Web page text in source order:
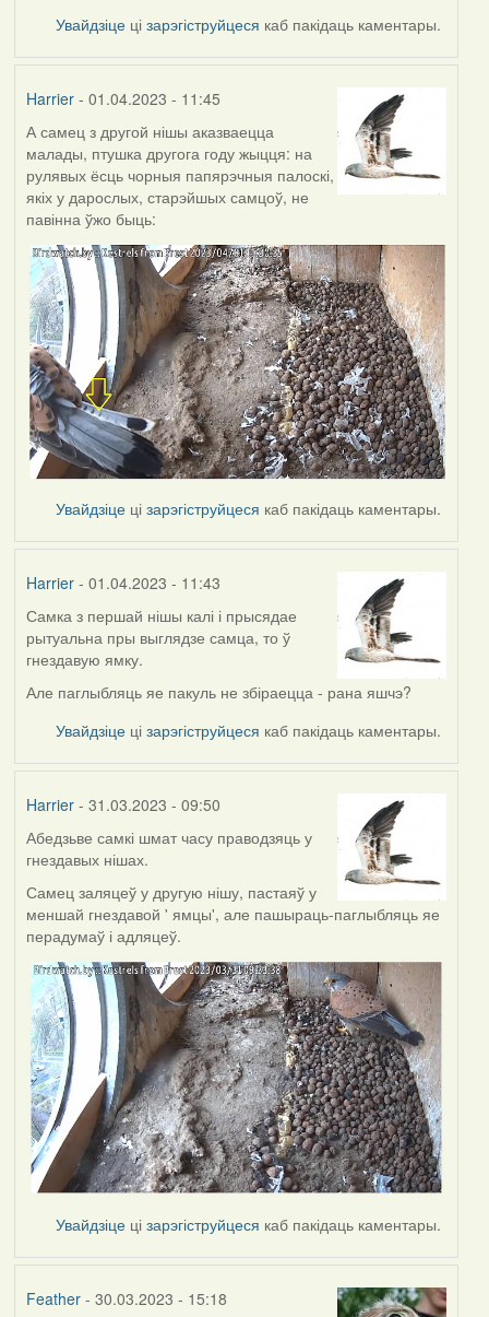
Увайдзіце цізарэгіструйцеся каб пакідаць каментары.
Harrier- 01.04.2023 - 11:45
А самец з другой нішы аказваецца
малады, птушка другога году жыцця: на
рулявых ёсць чорныя папярэчныя палоскі,
якіх у дарослых, старэйшых самцоў, не
павінна ўжо быць:
Увайдзіце цізарэгіструйцеся каб пакідаць каментары.
Harrier- 01.04.2023 - 11:43
Самка з першай нішы калі і прысядае
рытуальна пры выглядзе самца, то ў
гнездавую ямку.
Але паглыбляць яе пакуль не збіраецца - рана яшчэ?
Увайдзіце цізарэгіструйцеся каб пакідаць каментары.
Harrier- 31.03.2023 - 09:50
Абедзьве самкі шмат часу праводзяць у
гнездавых нішах.
Самец заляцеў у другую нішу, пастаяў у
меншай гнездавой ' ямцы', але пашыраць-паглыбляць яе
перадумаў і адляцеў.
Увайдзіце цізарэгіструйцеся каб пакідаць каментары.
Feather- 30.03.2023 - 15:18